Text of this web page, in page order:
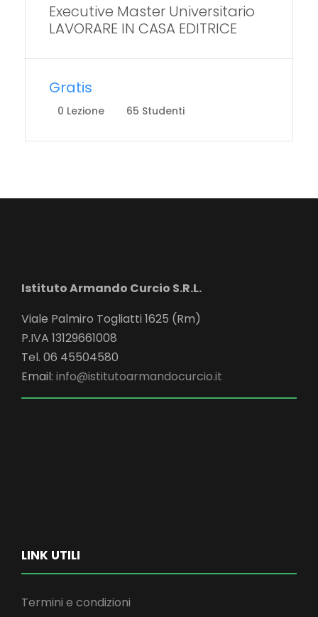
Executive Master Universitario
LAVORARE IN CASA EDITRICE
Gratis
0 Lezione 65 Studenti
Istituto Armando Curcio S.R.L.
Viale Palmiro Togliatti 1625 (Rm)
P.IVA 13129661008
Tel. 06 45504580
Email: info@istitutoarmandocurcio.it
LINK UTILI
Termini e condizioni